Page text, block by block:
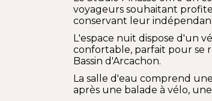
voyageurs souhaitant
conservant leur
L'espace nuit dispose d'un
confortable, parfait pour se
Bassin d'Arcachon.
La salle d'eau comprend
après une balade à vélo,